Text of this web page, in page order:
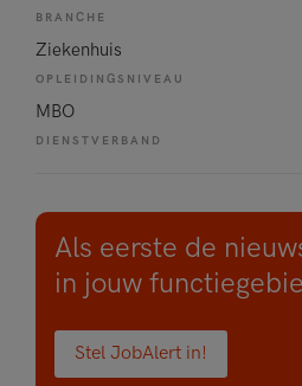
BRANCHE
Ziekenhuis
OPLEIDINGSNIVEAU
MBO
DIENSTVERBAND
Als eerste de
in jouw
Stel JobAlert in!